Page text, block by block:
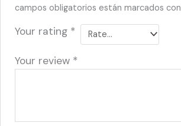
campos obligatorios están marcados con
Your rating *
Your review *